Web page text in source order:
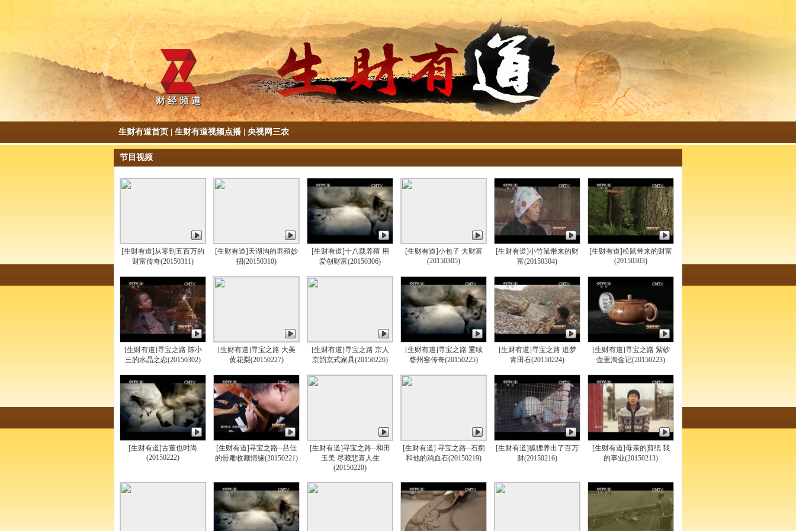
生财有道首页 生财有道视频点播 央视网三农
节目视频
[生财有道]从零到五百万的
财富传奇(20150311)
[生财有道]天湖沟的养殖妙
招(20150310)
[生财有道]十八载养殖 用
爱创财富(20150306)
[生财有道]小包子 大财富
(20150305)
[生财有道]小竹鼠带来的财
富(20150304)
[生财有道]松鼠带来的财富
(20150303)
[生财有道]寻宝之路 陈小
三的水晶之恋(20150302)
[生财有道]寻宝之路 大美
黄花梨(20150227)
[生财有道]寻宝之路 京人
京韵京式家具(20150226)
[生财有道]寻宝之路 重续
婺州窑传奇(20150225)
[生财有道]寻宝之路 追梦
青田石(20150224)
[生财有道]寻宝之路 紫砂
壶里淘金记(20150223)
[生财有道]古董也时尚
(20150222)
[生财有道]寻宝之路--吕佳
的骨雕收藏情缘(20150221)
[生财有道]寻宝之路--和田
玉美 尽藏悲喜人生
(20150220)
[生财有道] 寻宝之路--石痴
和他的鸡血石(20150219)
[生财有道]狐狸养出了百万
财(20150216)
[生财有道]母亲的剪纸 我
的事业(20150213)